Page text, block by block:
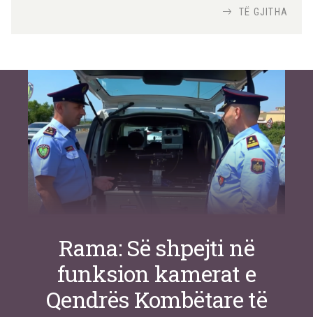
inteligjente izraelite
Nga Or Shalom
TË GJITHA
Rama: Së shpejti në
funksion kamerat e
Qendrës Kombëtare të